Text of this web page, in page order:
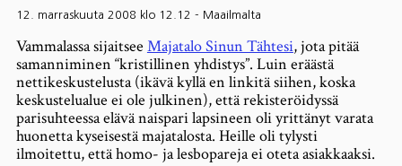
12. marraskuuta 2008 klo 12.12 - Maailmalta
Vammalassa sijaitsee Majatalo Sinun Tähtesi, jota pitää
samanniminen “kristillinen yhdistys”. Luin eräästä
nettikeskustelusta (ikävä kyllä en linkitä siihen, koska
keskustelualue ei ole julkinen), että rekisteröidyssä
parisuhteessa elävä naispari lapsineen oli yrittänyt varata
huonetta kyseisestä majatalosta. Heille oli tylysti
ilmoitettu, että homo- ja lesbopareja ei oteta asiakkaaksi.